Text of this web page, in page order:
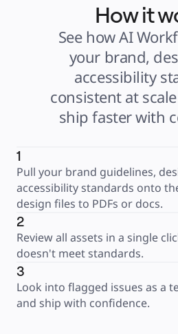
How it
See how AI
your brand,
accessibility
consistent at
ship faster with
1
Pull your brand guidelines,
accessibility standards onto
design files to PDFs or docs.
2
Review all assets in a single
doesn't meet standards.
3
Look into flagged issues as a
and ship with confidence.